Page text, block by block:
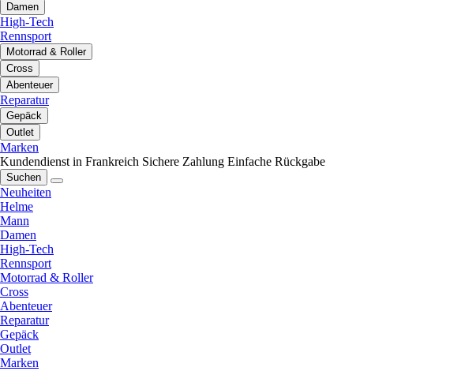
Damen
High-Tech
Rennsport
Motorrad & Roller
Cross
Abenteuer
Reparatur
Gepäck
Outlet
Marken
Kundendienst in Frankreich Sichere Zahlung Einfache Rückgabe
Suchen
Neuheiten
Helme
Mann
Damen
High-Tech
Rennsport
Motorrad & Roller
Cross
Abenteuer
Reparatur
Gepäck
Outlet
Marken